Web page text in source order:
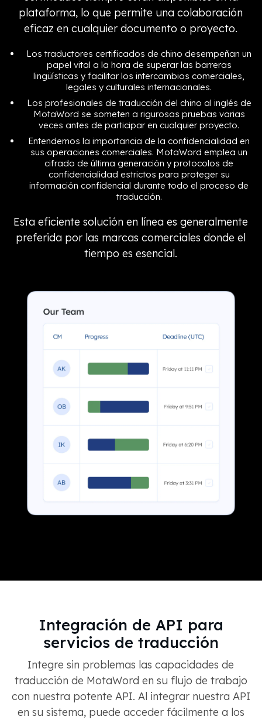
plataforma, lo que permite una colaboración
eficaz en cualquier documento o proyecto.
Los traductores certificados de chino desempeñan un
papel vital a la hora de superar las barreras
lingüísticas y facilitar los intercambios comerciales,
legales y culturales internacionales.
Los profesionales de traducción del chino al inglés de
MotaWord se someten a rigurosas pruebas varias
veces antes de participar en cualquier proyecto.
Entendemos la importancia de la confidencialidad en
sus operaciones comerciales. MotaWord emplea un
cifrado de última generación y protocolos de
confidencialidad estrictos para proteger su
información confidencial durante todo el proceso de
traducción.
Esta eficiente solución en línea es generalmente
preferida por las marcas comerciales donde el
tiempo es esencial.
Integración de API para
servicios de traducción
Integre sin problemas las capacidades de
traducción de MotaWord en su flujo de trabajo
con nuestra potente API. Al integrar nuestra API
en su sistema, puede acceder fácilmente a los